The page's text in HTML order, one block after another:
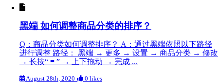
黑端 如何调整商品分类的排序？
Q：商品分类如何调整排序？ A：通过黑端依照以下路径
进行调整 路径： 黑端 → 更多 → 设置 → 商品分类 → 修改
→ 长按“ ≡ ” → 上下拖动 → 完成 ...
August 28th, 2020 0 likes